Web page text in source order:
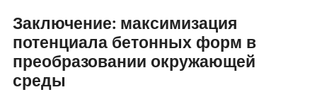
Заключение: максимизация
потенциала бетонных форм в
преобразовании окружающей
среды